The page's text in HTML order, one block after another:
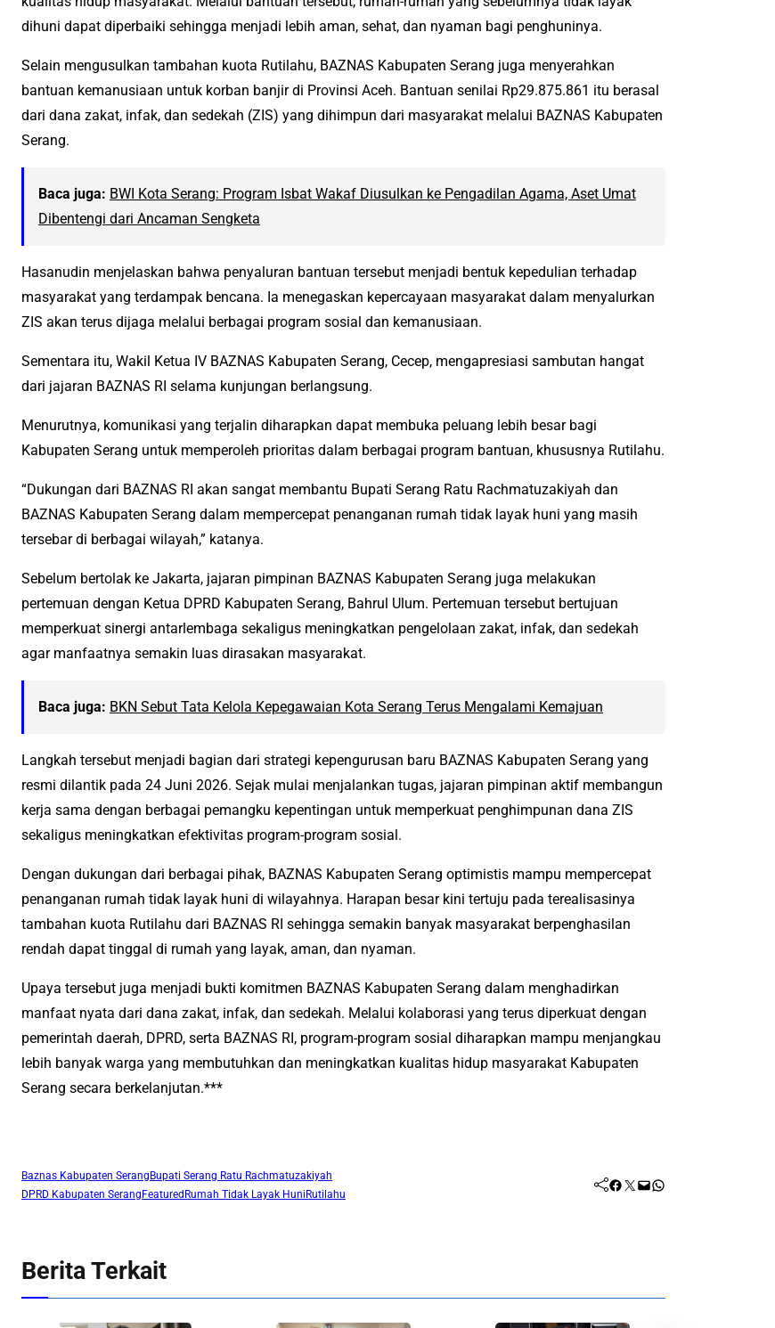
dihuni dapat diperbaiki sehingga menjadi lebih aman, sehat, dan nyaman bagi penghuninya.
Selain mengusulkan tambahan kuota Rutilahu, BAZNAS Kabupaten Serang juga menyerahkan
bantuan kemanusiaan untuk korban banjir di Provinsi Aceh. Bantuan senilai Rp29.875.861 itu berasal
dari dana zakat, infak, dan sedekah (ZIS) yang dihimpun dari masyarakat melalui BAZNAS Kabupaten
Serang.
Baca juga: BWI Kota Serang: Program Isbat Wakaf Diusulkan ke Pengadilan Agama, Aset Umat
Dibentengi dari Ancaman Sengketa
Hasanudin menjelaskan bahwa penyaluran bantuan tersebut menjadi bentuk kepedulian terhadap
masyarakat yang terdampak bencana. Ia menegaskan kepercayaan masyarakat dalam menyalurkan
ZIS akan terus dijaga melalui berbagai program sosial dan kemanusiaan.
Sementara itu, Wakil Ketua IV BAZNAS Kabupaten Serang, Cecep, mengapresiasi sambutan hangat
dari jajaran BAZNAS RI selama kunjungan berlangsung.
Menurutnya, komunikasi yang terjalin diharapkan dapat membuka peluang lebih besar bagi
Kabupaten Serang untuk memperoleh prioritas dalam berbagai program bantuan, khususnya Rutilahu.
“Dukungan dari BAZNAS RI akan sangat membantu Bupati Serang Ratu Rachmatuzakiyah dan
BAZNAS Kabupaten Serang dalam mempercepat penanganan rumah tidak layak huni yang masih
tersebar di berbagai wilayah,” katanya.
Sebelum bertolak ke Jakarta, jajaran pimpinan BAZNAS Kabupaten Serang juga melakukan
pertemuan dengan Ketua DPRD Kabupaten Serang, Bahrul Ulum. Pertemuan tersebut bertujuan
memperkuat sinergi antarlembaga sekaligus meningkatkan pengelolaan zakat, infak, dan sedekah
agar manfaatnya semakin luas dirasakan masyarakat.
Baca juga: BKN Sebut Tata Kelola Kepegawaian Kota Serang Terus Mengalami Kemajuan
Langkah tersebut menjadi bagian dari strategi kepengurusan baru BAZNAS Kabupaten Serang yang
resmi dilantik pada 24 Juni 2026. Sejak mulai menjalankan tugas, jajaran pimpinan aktif membangun
kerja sama dengan berbagai pemangku kepentingan untuk memperkuat penghimpunan dana ZIS
sekaligus meningkatkan efektivitas program-program sosial.
Dengan dukungan dari berbagai pihak, BAZNAS Kabupaten Serang optimistis mampu mempercepat
penanganan rumah tidak layak huni di wilayahnya. Harapan besar kini tertuju pada terealisasinya
tambahan kuota Rutilahu dari BAZNAS RI sehingga semakin banyak masyarakat berpenghasilan
rendah dapat tinggal di rumah yang layak, aman, dan nyaman.
Upaya tersebut juga menjadi bukti komitmen BAZNAS Kabupaten Serang dalam menghadirkan
manfaat nyata dari dana zakat, infak, dan sedekah. Melalui kolaborasi yang terus diperkuat dengan
pemerintah daerah, DPRD, serta BAZNAS RI, program-program sosial diharapkan mampu menjangkau
lebih banyak warga yang membutuhkan dan meningkatkan kualitas hidup masyarakat Kabupaten
Serang secara berkelanjutan.***
Baznas Kabupaten Serang Bupati Serang Ratu Rachmatuzakiyah
DPRD Kabupaten Serang Featured Rumah Tidak Layak Huni Rutilahu
Facebook Twitter Mail WhatsApp
Berita Terkait